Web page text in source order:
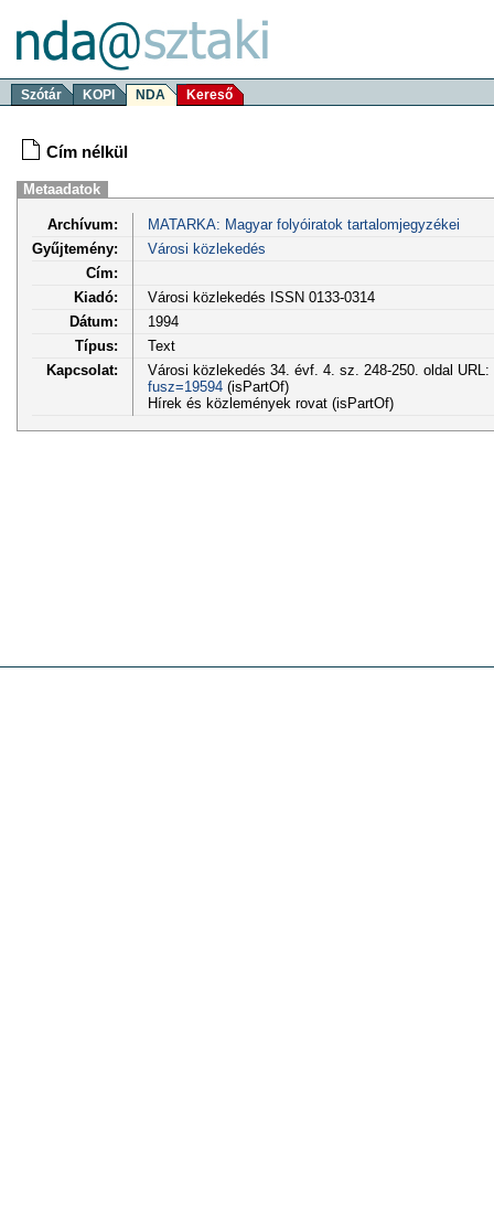
Szótár KOPI NDA Kereső
Cím nélkül
Metaadatok
Archívum:
MATARKA: Magyar folyóiratok tartalomjegyzékei
Gyűjtemény:
Városi közlekedés
Cím:
Kiadó:
Városi közlekedés ISSN 0133-0314
Dátum:
1994
Típus:
Text
Kapcsolat:
Városi közlekedés 34. évf. 4. sz. 248-250. oldal URL:
fusz=19594(isPartOf)
Hírek és közlemények rovat (isPartOf)